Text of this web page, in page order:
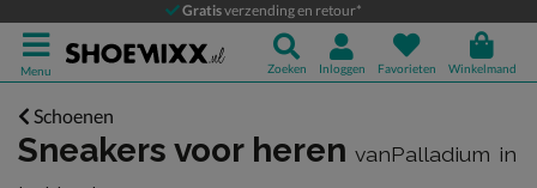
Gratisverzending en retour*
Menu Zoeken Inloggen Favorieten Winkelmand
Schoenen
Sneakers voor heren vanPalladium in